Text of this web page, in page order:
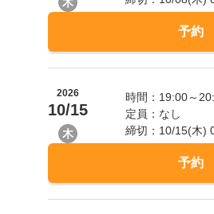
予約
2026
10/15
木
時間：19:00～
定員：なし
締切：10/15(木)
予約